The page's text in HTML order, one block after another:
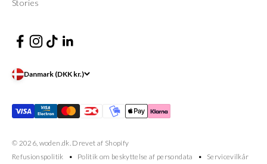
Stories
Danmark (DKK kr.)
© 2026, woden.dk. Drevet af Shopify
Refusionspolitik
Politik om beskyttelse af persondata
Servicevilkår